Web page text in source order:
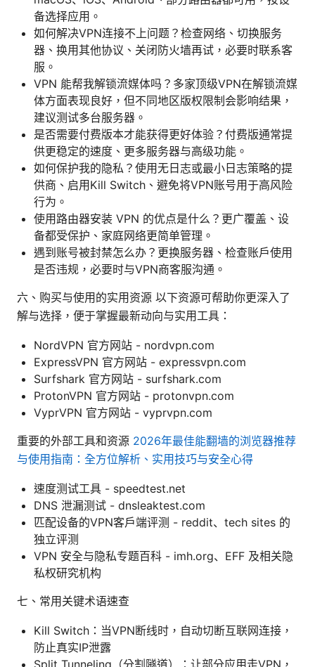
备选择应用。
如何解决VPN连接不上问题？检查网络、切换服务
器、换用其他协议、关闭防火墙再试，必要时联系客
服。
VPN 能帮我解锁流媒体吗？多家顶级VPN在解锁流媒
体方面表现良好，但不同地区版权限制会影响结果，
建议测试多台服务器。
是否需要付费版本才能获得更好体验？付费版通常提
供更稳定的速度、更多服务器与高级功能。
如何保护我的隐私？使用无日志或最小日志策略的提
供商、启用Kill Switch、避免将VPN账号用于高风险
行为。
使用路由器安装 VPN 的优点是什么？更广覆盖、设
备都受保护、家庭网络更简单管理。
遇到账号被封禁怎么办？更换服务器、检查账户使用
是否违规，必要时与VPN商客服沟通。
六、购买与使用的实用资源 以下资源可帮助你更深入了
解与选择，便于掌握最新动向与实用工具：
NordVPN 官方网站 - nordvpn.com
ExpressVPN 官方网站 - expressvpn.com
Surfshark 官方网站 - surfshark.com
ProtonVPN 官方网站 - protonvpn.com
VyprVPN 官方网站 - vyprvpn.com
重要的外部工具和资源 2026年最佳能翻墙的浏览器推荐
与使用指南：全方位解析、实用技巧与安全心得
速度测试工具 - speedtest.net
DNS 泄漏测试 - dnsleaktest.com
匹配设备的VPN客户端评测 - reddit、tech sites 的
独立评测
VPN 安全与隐私专题百科 - imh.org、EFF 及相关隐
私权研究机构
七、常用关键术语速查
Kill Switch：当VPN断线时，自动切断互联网连接，
防止真实IP泄露
Split Tunneling（分割隧道）：让部分应用走VPN，